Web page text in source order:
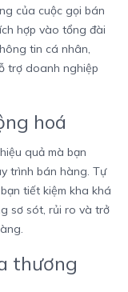
của cuộc gọi bán
hợp vào tổng đài
tin cá nhân,
trợ doanh nghiệp
hoá
quả mà bạn
trình bán hàng. Tự
tiết kiệm kha khá
sơ sót, rủi ro và trở
thương